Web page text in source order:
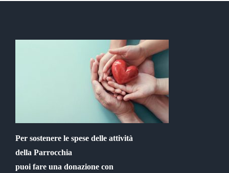
Per sostenere le spese delle attività
della Parrocchia
puoi fare una donazione con